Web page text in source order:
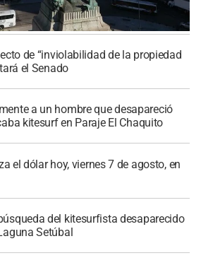
de “inviolabilidad de la propiedad
el Senado
a un hombre que desapareció
kitesurf en Paraje El Chaquito
el dólar hoy, viernes 7 de agosto, en
del kitesurfista desaparecido
Setúbal